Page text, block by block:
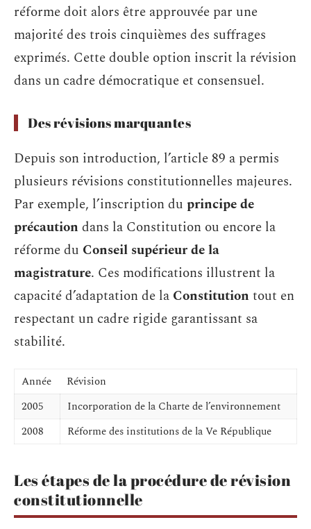
réforme doit alors être approuvée par une
majorité des trois cinquièmes des suffrages
exprimés. Cette double option inscrit la révision
dans un cadre démocratique et consensuel.
Des révisions marquantes
Depuis son introduction, l’article 89 a permis
plusieurs révisions constitutionnelles majeures.
Par exemple, l’inscription du principe de
précautiondans la Constitution ou encore la
réforme du Conseil supérieur de la
magistrature. Ces modifications illustrent la
capacité d’adaptation de la Constitutiontout en
respectant un cadre rigide garantissant sa
stabilité.
Année
Révision
2005
Incorporation de la Charte de l’environnement
2008
Réforme des institutions de la Ve République
Les étapes de la procédure de révision
constitutionnelle